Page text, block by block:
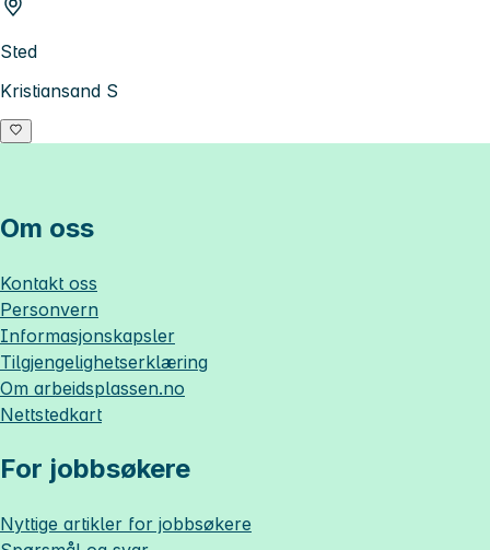
Sted
Kristiansand S
Om oss
Kontakt oss
Personvern
Informasjonskapsler
Tilgjengelighetserklæring
Om arbeidsplassen.no
Nettstedkart
For jobbsøkere
Nyttige artikler for jobbsøkere